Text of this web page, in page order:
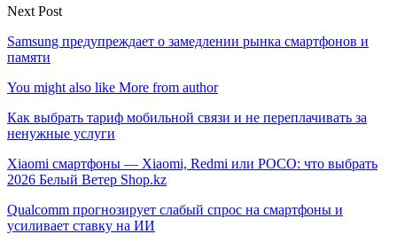
Next Post
Samsung предупреждает о замедлении рынка смартфонов и
памяти
You might also like More from author
Как выбрать тариф мобильной связи и не переплачивать за
ненужные услуги
Xiaomi смартфоны — Xiaomi, Redmi или POCO: что выбрать
2026 Белый Ветер Shop.kz
Qualcomm прогнозирует слабый спрос на смартфоны и
усиливает ставку на ИИ